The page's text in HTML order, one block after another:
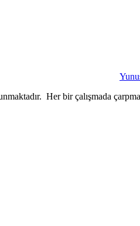
Her bir çalışmada